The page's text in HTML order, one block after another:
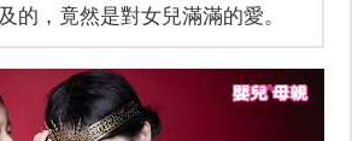
的，竟然是對女兒滿滿的愛。